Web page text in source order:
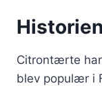
Citrontærte
blev populær i